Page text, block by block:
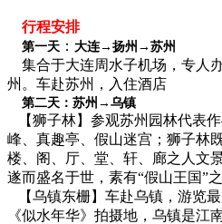
行程安排
第一天 ： 大连→扬州→苏州
集合于大连周水子机场，专人
州。车赴苏州，入住酒店
第二天：苏州→乌镇
【狮子林】参观苏州园林代表
峰、真趣亭、假山迷宫；狮子林
楼、阁、厅、堂、轩、廊之人文
遂而盛名于世，素有“假山王国”之
【乌镇东栅】车赴乌镇，游览最
《似水年华》拍摄地，乌镇是江